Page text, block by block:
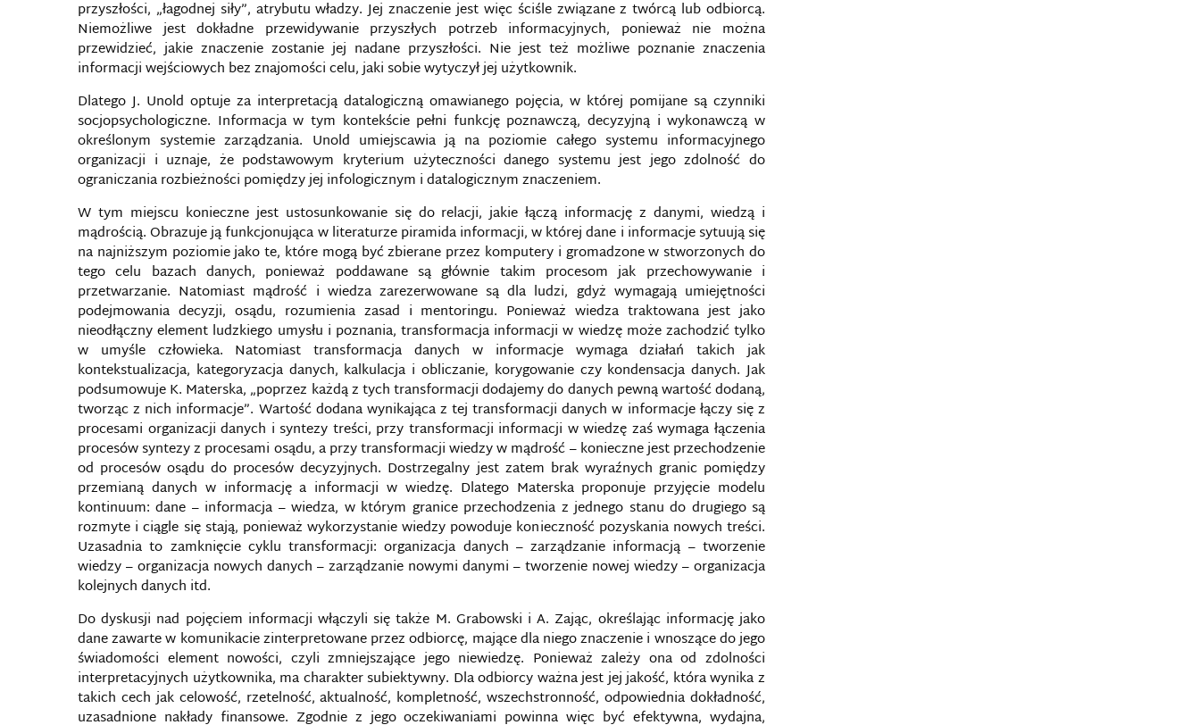
przyszłości, „łagodnej siły”, atrybutu władzy. Jej znaczenie jest więc ściśle związane z twórcą lub odbiorcą.
Niemożliwe jest dokładne przewidywanie przyszłych potrzeb informacyjnych, ponieważ nie można
przewidzieć, jakie znaczenie zostanie jej nadane przyszłości. Nie jest też możliwe poznanie znaczenia
informacji wejściowych bez znajomości celu, jaki sobie wytyczył jej użytkownik.
Dlatego J. Unold optuje za interpretacją datalogiczną omawianego pojęcia, w której pomijane są czynniki
socjopsychologiczne. Informacja w tym kontekście pełni funkcję poznawczą, decyzyjną i wykonawczą w
określonym systemie zarządzania. Unold umiejscawia ją na poziomie całego systemu informacyjnego
organizacji i uznaje, że podstawowym kryterium użyteczności danego systemu jest jego zdolność do
ograniczania rozbieżności pomiędzy jej infologicznym i datalogicznym znaczeniem.
W tym miejscu konieczne jest ustosunkowanie się do relacji, jakie łączą informację z danymi, wiedzą i
mądrością. Obrazuje ją funkcjonująca w literaturze piramida informacji, w której dane i informacje sytuują się
na najniższym poziomie jako te, które mogą być zbierane przez komputery i gromadzone w stworzonych do
tego celu bazach danych, ponieważ poddawane są głównie takim procesom jak przechowywanie i
przetwarzanie. Natomiast mądrość i wiedza zarezerwowane są dla ludzi, gdyż wymagają umiejętności
podejmowania decyzji, osądu, rozumienia zasad i mentoringu. Ponieważ wiedza traktowana jest jako
nieodłączny element ludzkiego umysłu i poznania, transformacja informacji w wiedzę może zachodzić tylko
w umyśle człowieka. Natomiast transformacja danych w informacje wymaga działań takich jak
kontekstualizacja, kategoryzacja danych, kalkulacja i obliczanie, korygowanie czy kondensacja danych. Jak
podsumowuje K. Materska, „poprzez każdą z tych transformacji dodajemy do danych pewną wartość dodaną,
tworząc z nich informacje”. Wartość dodana wynikająca z tej transformacji danych w informacje łączy się z
procesami organizacji danych i syntezy treści, przy transformacji informacji w wiedzę zaś wymaga łączenia
procesów syntezy z procesami osądu, a przy transformacji wiedzy w mądrość – konieczne jest przechodzenie
od procesów osądu do procesów decyzyjnych. Dostrzegalny jest zatem brak wyraźnych granic pomiędzy
przemianą danych w informację a informacji w wiedzę. Dlatego Materska proponuje przyjęcie modelu
kontinuum: dane – informacja – wiedza, w którym granice przechodzenia z jednego stanu do drugiego są
rozmyte i ciągle się stają, ponieważ wykorzystanie wiedzy powoduje konieczność pozyskania nowych treści.
Uzasadnia to zamknięcie cyklu transformacji: organizacja danych – zarządzanie informacją – tworzenie
wiedzy – organizacja nowych danych – zarządzanie nowymi danymi – tworzenie nowej wiedzy – organizacja
kolejnych danych itd.
Do dyskusji nad pojęciem informacji włączyli się także M. Grabowski i A. Zając, określając informację jako
dane zawarte w komunikacie zinterpretowane przez odbiorcę, mające dla niego znaczenie i wnoszące do jego
świadomości element nowości, czyli zmniejszające jego niewiedzę. Ponieważ zależy ona od zdolności
interpretacyjnych użytkownika, ma charakter subiektywny. Dla odbiorcy ważna jest jej jakość, która wynika z
takich cech jak celowość, rzetelność, aktualność, kompletność, wszechstronność, odpowiednia dokładność,
uzasadnione nakłady finansowe. Zgodnie z jego oczekiwaniami powinna więc być efektywna, wydajna,